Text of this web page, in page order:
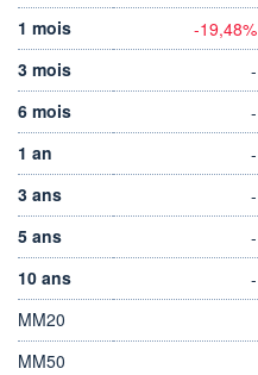
1 mois
-19,48%
3 mois
-
6 mois
-
1 an
-
3 ans
-
5 ans
-
10 ans
-
MM20
MM50